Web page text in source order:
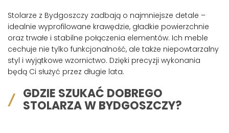
Stolarze z Bydgoszczy zadbają o najmniejsze detale –
idealnie wyprofilowane krawędzie, gładkie powierzchnie
oraz trwałe i stabilne połączenia elementów. Ich meble
cechuje nie tylko funkcjonalność, ale także niepowtarzalny
styl i wyjątkowe wzornictwo. Dzięki precyzji wykonania
będą Ci służyć przez długie lata.
GDZIE SZUKAĆ DOBREGO
STOLARZA W BYDGOSZCZY?